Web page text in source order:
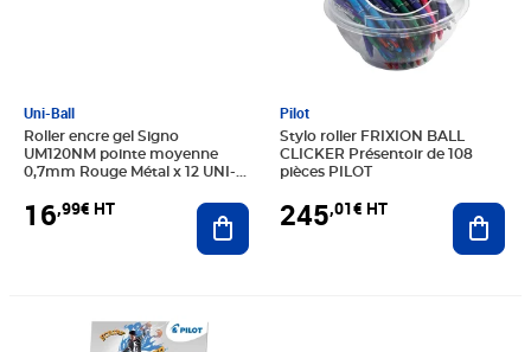
Uni-Ball
Roller encre gel Signo
UM120NM pointe moyenne
0,7mm Rouge Métal x 12 UNI-
16,99€ HT Ajouter au panier
Pilot
Stylo roller FRIXION BALL
CLICKER Présentoir de 108
pièces PILOT
245,01€ HT
Prix 229,14€ HT